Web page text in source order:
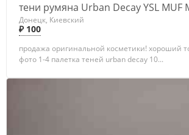
тени румяна Urban Decay YSL MUF
Донецк, Киевский
₽ 100
продажа оригинальной косметики! хороший
фото 1-4 палетка теней urban decay 10...